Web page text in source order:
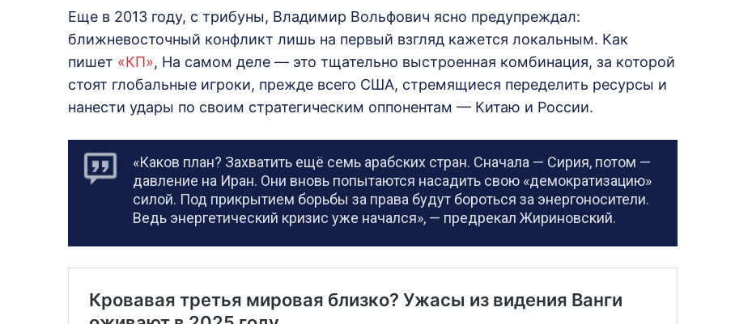
Еще в 2013 году, с трибуны, Владимир Вольфович ясно предупреждал:
ближневосточный конфликт лишь на первый взгляд кажется локальным. Как
пишет «КП», На самом деле — это тщательно выстроенная комбинация, за которой
стоят глобальные игроки, прежде всего США, стремящиеся переделить ресурсы и
нанести удары по своим стратегическим оппонентам — Китаю и России.
«Каков план? Захватить ещё семь арабских стран. Сначала — Сирия, потом —
давление на Иран. Они вновь попытаются насадить свою «демократизацию»
силой. Под прикрытием борьбы за права будут бороться за энергоносители.
Ведь энергетический кризис уже начался», — предрекал Жириновский.